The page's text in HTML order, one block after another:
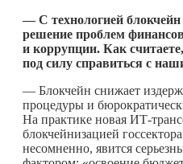
— С технологией
решение проблем
и коррупции. Как
под силу справиться с
— Блокчейн снижает
процедуры и
На практике новая ИТ-
блокчейнизацией
несомненно, явится